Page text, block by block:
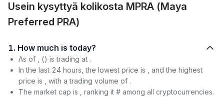
Usein kysyttyä kolikosta MPRA (Maya
Preferred PRA)
1. How much is today?
As of , () is trading at .
In the last 24 hours, the lowest price is , and the highest
price is , with a trading volume of .
The market cap is , ranking it # among all cryptocurrencies.